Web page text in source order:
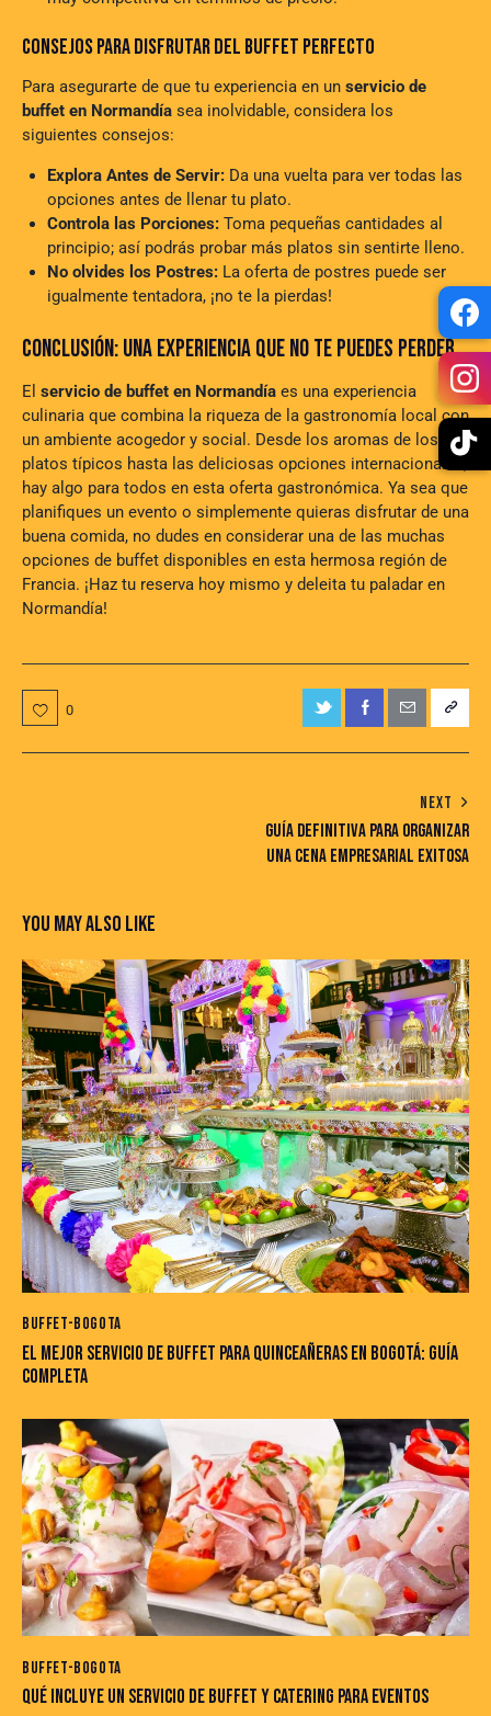
CONSEJOS PARA DISFRUTAR DEL BUFFET PERFECTO
Para asegurarte de que tu experiencia en un servicio de
buffet en Normandía sea inolvidable, considera los
siguientes consejos:
Explora Antes de Servir:Da una vuelta para ver todas las
opciones antes de llenar tu plato.
Controla las Porciones:Toma pequeñas cantidades al
principio; así podrás probar más platos sin sentirte lleno.
No olvides los Postres:La oferta de postres puede ser
igualmente tentadora, ¡no te la pierdas!
CONCLUSIÓN: UNA EXPERIENCIA QUE NO TE PUEDES PERDER
El servicio de buffet en Normandía es una experiencia
culinaria que combina la riqueza de la gastronomía local con
un ambiente acogedor y social. Desde los aromas de los
platos típicos hasta las deliciosas opciones internacionales,
hay algo para todos en esta oferta gastronómica. Ya sea que
planifiques un evento o simplemente quieras disfrutar de una
buena comida, no dudes en considerar una de las muchas
opciones de buffet disponibles en esta hermosa región de
Francia. ¡Haz tu reserva hoy mismo y deleita tu paladar en
Normandía!
0
NEXT
GUÍA DEFINITIVA PARA ORGANIZAR
UNA CENA EMPRESARIAL EXITOSA
YOU MAY ALSO LIKE
BUFFET-BOGOTA
EL MEJOR SERVICIO DE BUFFET PARA QUINCEAÑERAS EN BOGOTÁ: GUÍA
COMPLETA
BUFFET-BOGOTA
QUÉ INCLUYE UN SERVICIO DE BUFFET Y CATERING PARA EVENTOS